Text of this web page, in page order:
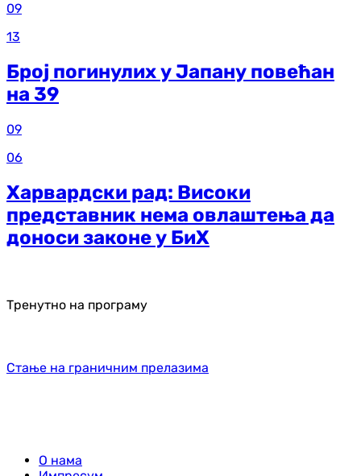
09
13
Број погинулих у Јапану повећан
на 39
09
06
Харвардски рад: Високи
представник нема овлаштења да
доноси законе у БиХ
Тренутно на програму
Стање на граничним прелазима
О нама